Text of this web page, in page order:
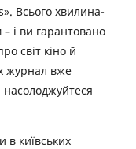
Всього хвилина-
і ви гарантовано
світ кіно й
журнал вже
київських